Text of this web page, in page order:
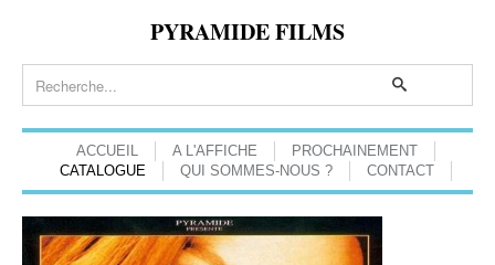
PYRAMIDE FILMS
ACCUEIL A L'AFFICHE
PROCHAINEMENT
CATALOGUE
QUI SOMMES-NOUS ? CONTACT